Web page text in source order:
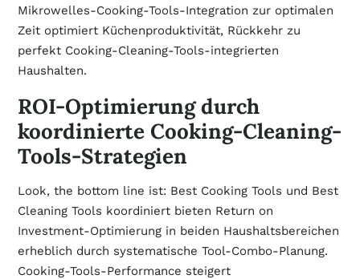
Mikrowelles-Cooking-Tools-Integration zur optimalen
Zeit optimiert Küchenproduktivität, Rückkehr zu
perfekt Cooking-Cleaning-Tools-integrierten
Haushalten.
ROI-Optimierung durch
koordinierte Cooking-Cleaning-
Tools-Strategien
Look, the bottom line ist: Best Cooking Tools und Best
Cleaning Tools koordiniert bieten Return on
Investment-Optimierung in beiden Haushaltsbereichen
erheblich durch systematische Tool-Combo-Planung.
Cooking-Tools-Performance steigert